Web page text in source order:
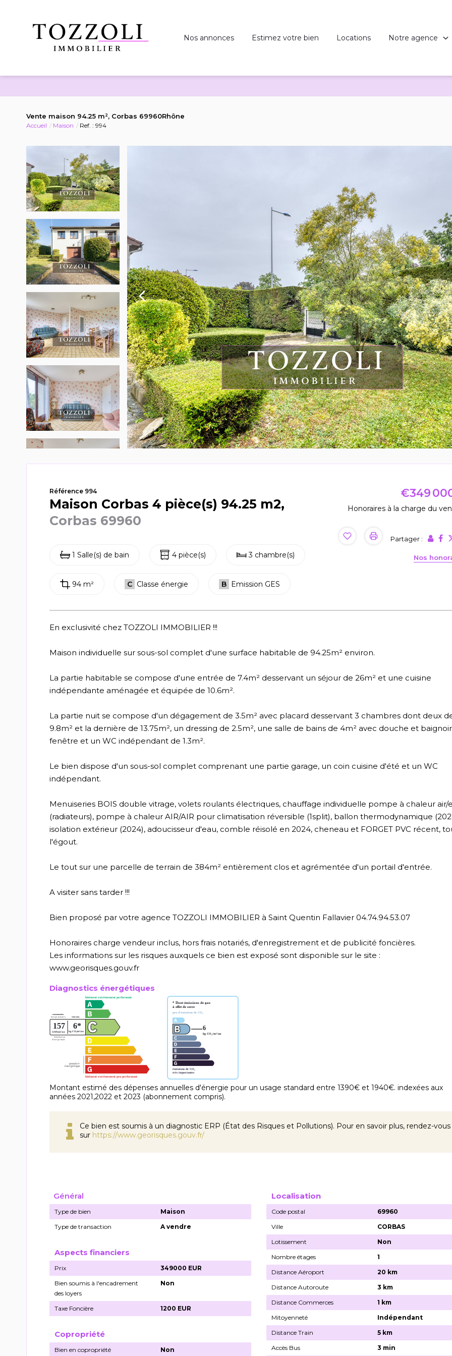
Nos annonces Estimez votre bien Locations Notre agence
Vente maison 94.25 m², Corbas 69960Rhône
Accueil Maison Ref. : 994
Référence 994
Maison Corbas 4 pièce(s) 94.25 m2,
Corbas 69960
1 Salle(s) de bain 4 pièce(s) 3 chambre(s)
94 m² C Classe énergie B Emission GES
€349
Honoraires à la charge du
Partager :
Nos
En exclusivité chez TOZZOLI IMMOBILIER !!!
Maison individuelle sur sous-sol complet d'une surface habitable de 94.25m² environ.
La partie habitable se compose d'une entrée de 7.4m² desservant un séjour de 26m² et une cuisine
indépendante aménagée et équipée de 10.6m².
La partie nuit se compose d'un dégagement de 3.5m² avec placard desservant 3 chambres dont deux
9.8m² et la dernière de 13.75m², un dressing de 2.5m², une salle de bains de 4m² avec douche et
fenêtre et un WC indépendant de 1.3m².
Le bien dispose d'un sous-sol complet comprenant une partie garage, un coin cuisine d'été et un WC
indépendant.
Menuiseries BOIS double vitrage, volets roulants électriques, chauffage individuelle pompe à chaleur air/
(radiateurs), pompe à chaleur AIR/AIR pour climatisation réversible (1split), ballon thermodynamique
isolation extérieur (2024), adoucisseur d'eau, comble réisolé en 2024, cheneau et FORGET PVC récent,
l'égout.
Le tout sur une parcelle de terrain de 384m² entièrement clos et agrémentée d'un portail d'entrée.
A visiter sans tarder !!!
Bien proposé par votre agence TOZZOLI IMMOBILIER à Saint Quentin Fallavier 04.74.94.53.07
Honoraires charge vendeur inclus, hors frais notariés, d'enregistrement et de publicité foncières.
Les informations sur les risques auxquels ce bien est exposé sont disponible sur le site :
www.georisques.gouv.fr
Diagnostics énergétiques
Montant estimé des dépenses annuelles d'énergie pour un usage standard entre 1390€ et 1940€. indexées aux
années 2021,2022 et 2023 (abonnement compris).
Ce bien est soumis à un diagnostic ERP (État des Risques et Pollutions). Pour en savoir plus, rendez-vous
sur https://www.georisques.gouv.fr/
Général
Type de bien
Maison
Type de transaction
A vendre
Localisation
Code postal
69960
Ville
CORBAS
Lotissement
Non
Nombre étages
1
Distance Aéroport
20 km
Distance Autoroute
3 km
Distance Commerces
1 km
Mitoyenneté
Indépendant
Distance Train
5 km
Accès Bus
3 min
Aspects financiers
Prix
349000 EUR
Bien soumis à l'encadrement
des loyers
Non
Taxe Foncière 1200 EUR
Copropriété
Bien en copropriété Non